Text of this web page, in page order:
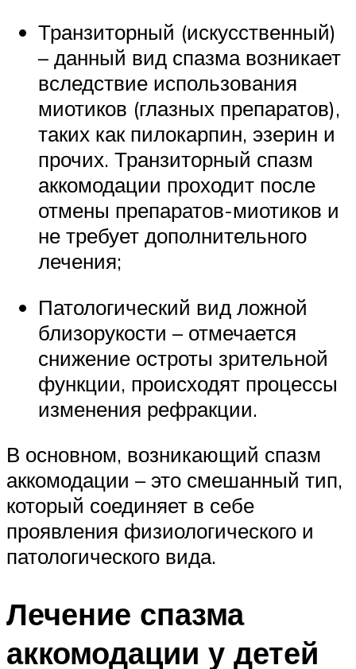
Транзиторный (искусственный)
– данный вид спазма возникает
вследствие использования
миотиков (глазных препаратов),
таких как пилокарпин, эзерин и
прочих. Транзиторный спазм
аккомодации проходит после
отмены препаратов-миотиков и
не требует дополнительного
лечения;
Патологический вид ложной
близорукости – отмечается
снижение остроты зрительной
функции, происходят процессы
изменения рефракции.
В основном, возникающий спазм
аккомодации – это смешанный тип,
который соединяет в себе
проявления физиологического и
патологического вида.
Лечение спазма
аккомодации у детей